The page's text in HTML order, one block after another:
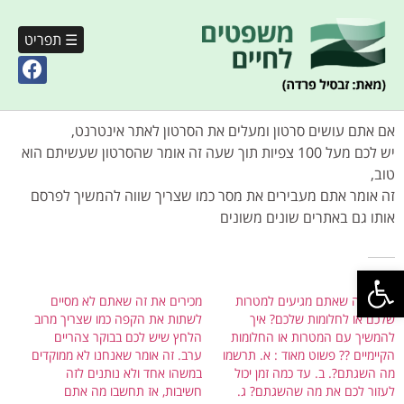
פתח סרגל נגישות
☰ תפריט
אם אתם עושים סרטון ומעלים את הסרטון לאתר אינטרנט,
יש לכם מעל 100 צפיות תוך שעה זה אומר שהסרטון שעשיתם הוא
טוב,
זה אומר אתם מעבירים את מסר כמו שצריך שווה להמשיך לפרסם
אותו גם באתרים שונים משונים
קשור
מה קורה שאתם מגיעים למטרות
שלכם או לחלומות שלכם? איך
להמשיך עם המטרות או החלומות
הקיימיים ?? פשוט מאוד : א. תרשמו
מה השגתם?. ב. עד כמה זמן יכול
לעזור לכם את מה שהשגתם? ג.
מכירים את זה שאתם לא מסיים
לשתות את הקפה כמו שצריך מרוב
הלחץ שיש לכם בבוקר צהריים
ערב. זה אומר שאנחנו לא ממוקדים
במשהו אחד ולא נותנים לזה
חשיבות, אז תחשבו מה אתם